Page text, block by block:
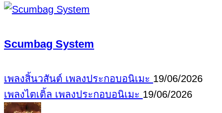
Scumbag System
เพลงสิ้นวสันต์ เพลงประกอบอนิเมะ 19/06/2026
เพลงไตเติ้ล เพลงประกอบอนิเมะ 19/06/2026